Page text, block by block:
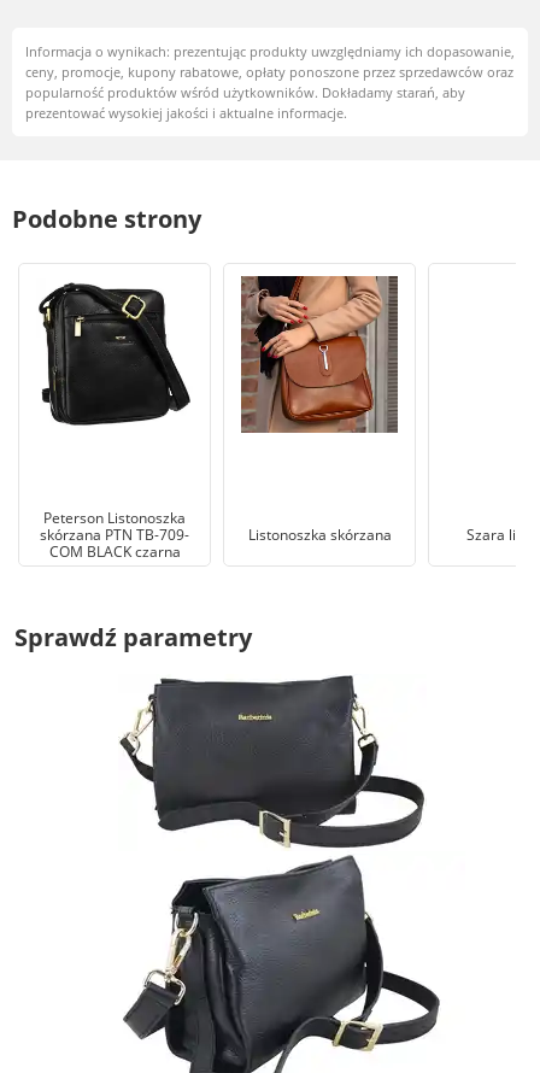
Informacja o wynikach: prezentując produkty uwzględniamy ich dopasowanie,
ceny, promocje, kupony rabatowe, opłaty ponoszone przez sprzedawców oraz
popularność produktów wśród użytkowników. Dokładamy starań, aby
prezentować wysokiej jakości i aktualne informacje.
Podobne strony
Peterson Listonoszka
skórzana PTN TB-709-
COM BLACK czarna
Listonoszka skórzana Szara
Sprawdź parametry